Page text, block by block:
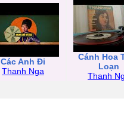
Các Anh Đi
Thanh Nga
Cánh Hoa
Loạn
Thanh